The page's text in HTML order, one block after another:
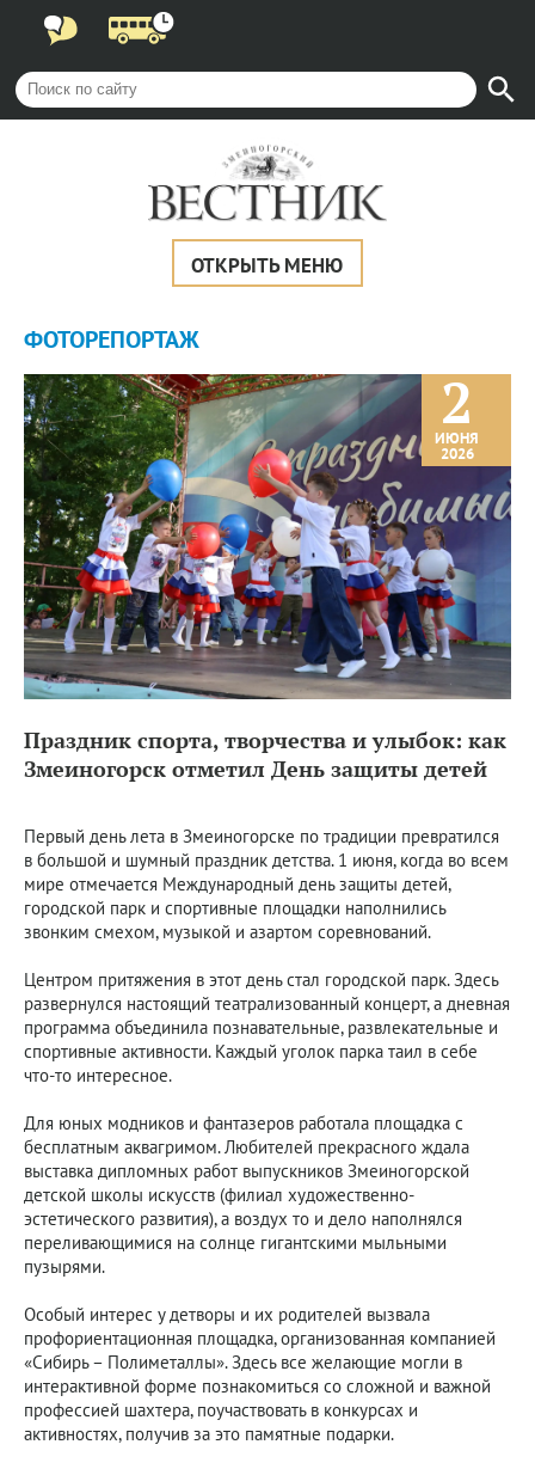
ОТКРЫТЬ МЕНЮ
ФОТОРЕПОРТАЖ
2
ИЮНЯ
2026
Праздник спорта, творчества и улыбок: как
Змеиногорск отметил День защиты детей
Первый день лета в Змеиногорске по традиции превратился
в большой и шумный праздник детства. 1 июня, когда во всем
мире отмечается Международный день защиты детей,
городской парк и спортивные площадки наполнились
звонким смехом, музыкой и азартом соревнований.
Центром притяжения в этот день стал городской парк. Здесь
развернулся настоящий театрализованный концерт, а дневная
программа объединила познавательные, развлекательные и
спортивные активности. Каждый уголок парка таил в себе
что-то интересное.
Для юных модников и фантазеров работала площадка с
бесплатным аквагримом. Любителей прекрасного ждала
выставка дипломных работ выпускников Змеиногорской
детской школы искусств (филиал художественно-
эстетического развития), а воздух то и дело наполнялся
переливающимися на солнце гигантскими мыльными
пузырями.
Особый интерес у детворы и их родителей вызвала
профориентационная площадка, организованная компанией
«Сибирь – Полиметаллы». Здесь все желающие могли в
интерактивной форме познакомиться со сложной и важной
профессией шахтера, поучаствовать в конкурсах и
активностях, получив за это памятные подарки.